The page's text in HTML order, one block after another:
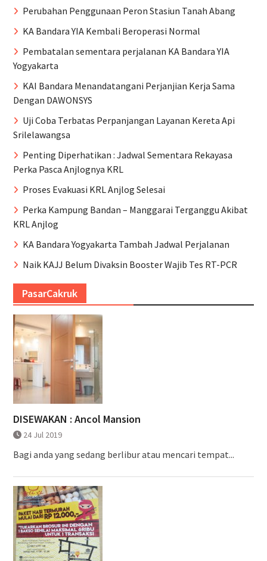
Perubahan Penggunaan Peron Stasiun Tanah Abang
KA Bandara YIA Kembali Beroperasi Normal
Pembatalan sementara perjalanan KA Bandara YIA
Yogyakarta
KAI Bandara Menandatangani Perjanjian Kerja Sama
Dengan DAWONSYS
Uji Coba Terbatas Perpanjangan Layanan Kereta Api
Srilelawangsa
Penting Diperhatikan : Jadwal Sementara Rekayasa
Perka Pasca Anjlognya KRL
Proses Evakuasi KRL Anjlog Selesai
Perka Kampung Bandan – Manggarai Terganggu Akibat
KRL Anjlog
KA Bandara Yogyakarta Tambah Jadwal Perjalanan
Naik KAJJ Belum Divaksin Booster Wajib Tes RT-PCR
PasarCakruk
DISEWAKAN : Ancol Mansion
24 Jul 2019
Bagi anda yang sedang berlibur atau mencari tempat...